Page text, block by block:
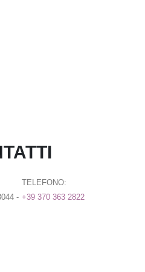
-
TELEFONO:
+39 370 363 2822